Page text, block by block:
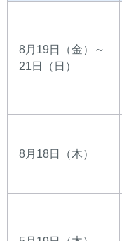
8月19日（金）～
21日（日）
8月18日（木）